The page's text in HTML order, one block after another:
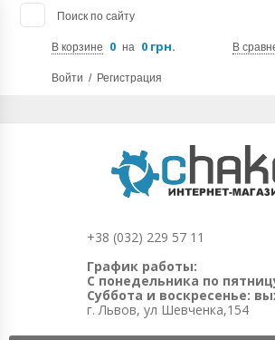
Поиск по сайту
В корзине 0 на 0 грн. В
Войти / Регистрация
+38 (032) 229 57 11
График работы:
С понедельника по
Суббота и воскресенье:
г. Львов, ул Шевченка,154